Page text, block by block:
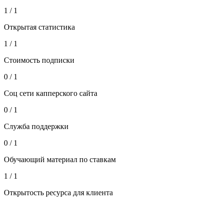
1 / 1
Открытая статистика
1 / 1
Стоимость подписки
0 / 1
Соц сети капперского сайта
0 / 1
Служба поддержки
0 / 1
Обучающий материал по ставкам
1 / 1
Открытость ресурса для клиента